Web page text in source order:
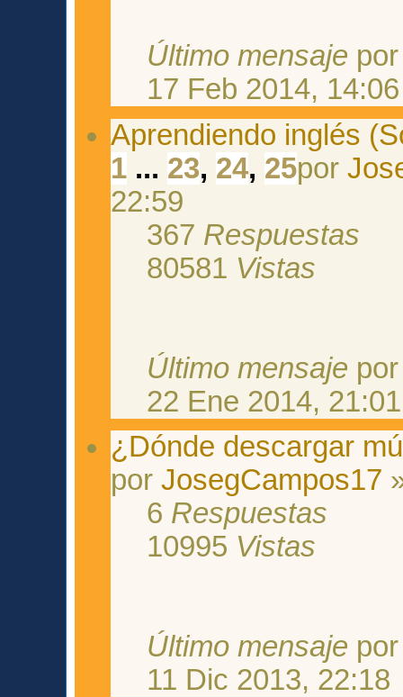
Último mensaje
17 Feb 2014, 14:06
Aprendiendo inglés
1 ... 23, 24, 25por
22:59
367 Respuestas
80581 Vistas
Último mensaje
22 Ene 2014, 21:01
¿Dónde descargar
porJosegCampos17
6 Respuestas
10995 Vistas
Último mensaje
11 Dic 2013, 22:18